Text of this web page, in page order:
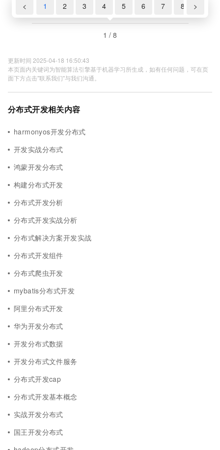
< 1 2 3 4 5 6 7 8 >
1 / 8
更新时间 2025-04-18 16:50:43
本页面内关键词为智能算法引擎基于机器学习所生成，如有任何问题，可在页
面下方点击"联系我们"与我们沟通。
分布式开发相关内容
harmonyos开发分布式
开发实战分布式
鸿蒙开发分布式
构建分布式开发
分布式开发分析
分布式开发实战分析
分布式解决方案开发实战
分布式开发组件
分布式爬虫开发
mybatis分布式开发
阿里分布式开发
华为开发分布式
开发分布式数据
开发分布式文件服务
分布式开发cap
分布式开发基本概念
实战开发分布式
国王开发分布式